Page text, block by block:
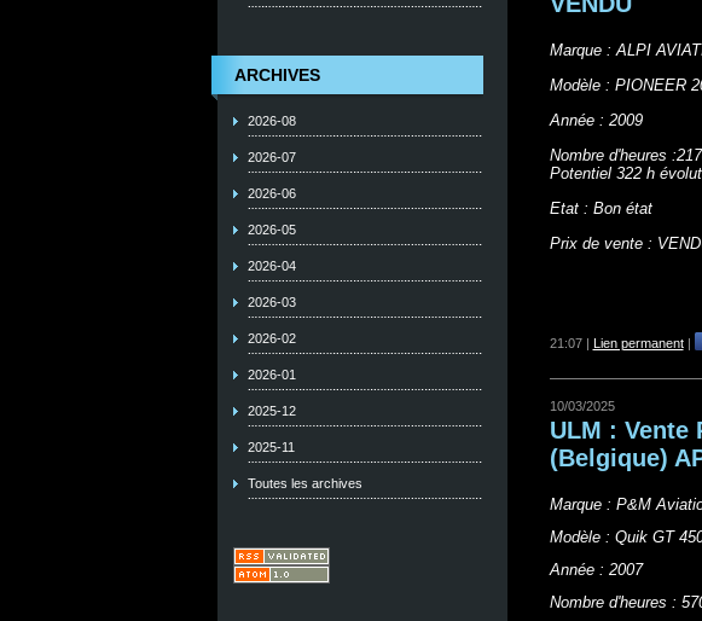
ARCHIVES
2026-08
2026-07
2026-06
2026-05
2026-04
2026-03
2026-02
2026-01
2025-12
2025-11
Toutes les archives
Marque : ALPI
Modèle : PIONEER
Année : 2009
Nombre d'heures
Potentiel 322 h
Etat : Bon état
Prix de vente :
21:07 | Lien permanent|
10/03/2025
ULM : Vente
(Belgique)
Marque : P&M
Modèle : Quik GT
Année : 2007
Nombre